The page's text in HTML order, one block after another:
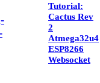
Tutorial:
Cactus Rev
2
Atmega32u4
ESP8266
Websocket